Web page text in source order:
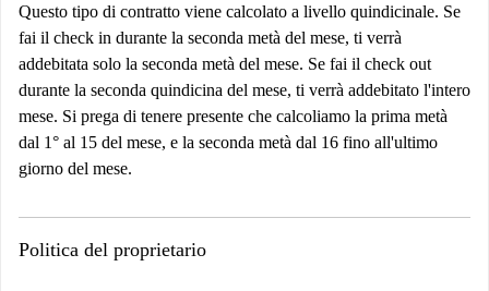
Questo tipo di contratto viene calcolato a livello quindicinale. Se
fai il check in durante la seconda metà del mese, ti verrà
addebitata solo la seconda metà del mese. Se fai il check out
durante la seconda quindicina del mese, ti verrà addebitato l'intero
mese. Si prega di tenere presente che calcoliamo la prima metà
dal 1° al 15 del mese, e la seconda metà dal 16 fino all'ultimo
giorno del mese.
Politica del proprietario